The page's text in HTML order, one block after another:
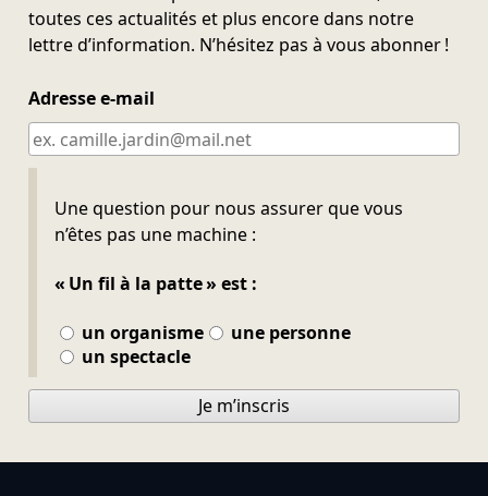
toutes ces actualités et plus encore dans notre
lettre d’information. N’hésitez pas à vous abonner !
Adresse e-mail
Une question pour nous assurer que vous
n’êtes pas une machine :
« Un fil à la patte » est :
un organisme
une personne
un spectacle
Ne pas remplir
Je m’inscris